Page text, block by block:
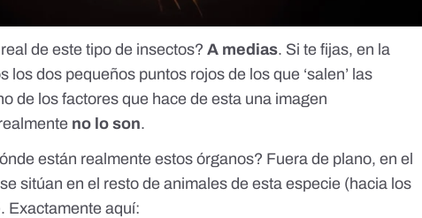
de este tipo de insectos?A medias. Si te fijas, en la
los dos pequeños puntos rojos de los que ‘salen’ las
de los factores que hace de esta una imagen
no lo son.
están realmente estos órganos? Fuera de plano, en el
sitúan en el resto de animales de esta especie (hacia los
Exactamente aquí: